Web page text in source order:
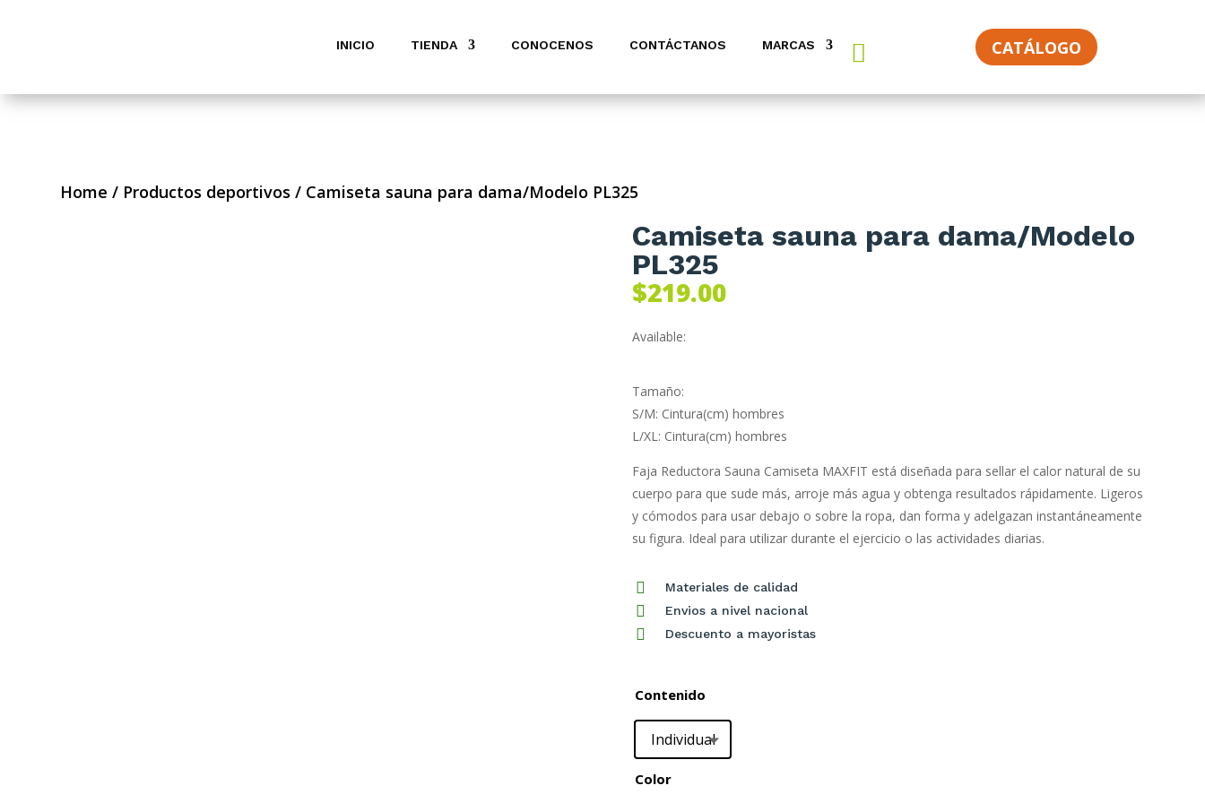
INICIO TIENDA CONOCENOS CONTÁCTANOS MARCAS CATÁLOGO
Home / Productos deportivos / Camiseta sauna para dama/Modelo PL325
Camiseta sauna para dama/Modelo
PL325
$219.00
Available:
Tamaño:
S/M: Cintura(cm) hombres
L/XL: Cintura(cm) hombres
Faja Reductora Sauna Camiseta MAXFIT está diseñada para sellar el calor natural de su
cuerpo para que sude más, arroje más agua y obtenga resultados rápidamente. Ligeros
y cómodos para usar debajo o sobre la ropa, dan forma y adelgazan instantáneamente
su figura. Ideal para utilizar durante el ejercicio o las actividades diarias.
 Materiales de calidad
 Envios a nivel nacional
 Descuento a mayoristas
Contenido
Individual
Color